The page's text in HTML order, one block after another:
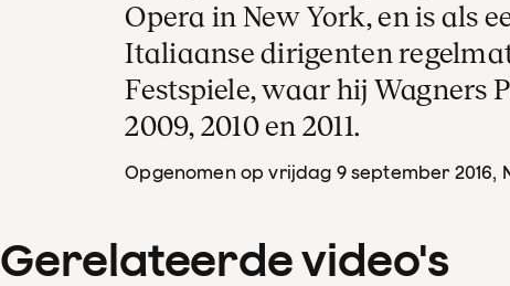
Opera in New York, en is als
Italiaanse dirigenten
Festspiele, waar hij Wagners
2009, 2010 en 2011.
Opgenomen op vrijdag 9 september 2016,
Gerelateerde video's